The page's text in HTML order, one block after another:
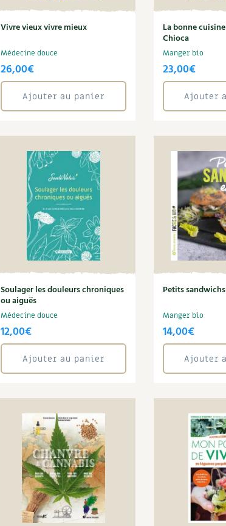
Vivre vieux vivre mieux
Médecine douce
26,00€
Ajouter au panier
La bonne
Chioca
Manger bio
23,00€
Ajouter
Soulager les douleurs chroniques
ou aiguës
Médecine douce
12,00€
Ajouter au panier
Petits
Manger bio
14,00€
Ajouter